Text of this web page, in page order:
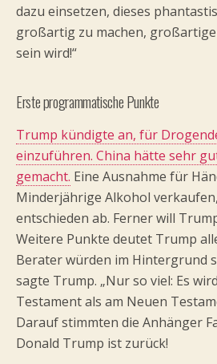
dazu einsetzen, dieses
großartig zu machen,
sein wird!“
Erste programmatische Punkte
Trump kündigte an, für
einzuführen. China hätte sehr
gemacht. Eine Ausnahme für
Minderjährige Alkohol
entschieden ab. Ferner will
Weitere Punkte deutet Trump
Berater würden im Hintergrund
sagte Trump. „Nur so viel: Es
Testament als am Neuen
Darauf stimmten die Anhänger
Donald Trump ist zurück!